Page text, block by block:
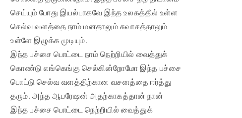
செய்யும் போது இயல்பாகவே இந்த உலகத்தில் உள்ள
செல்வ வளத்தை நாம் மனதாலும் சுவாசத்தாலும்
உள்ளே இழுக்க முடியும்.
இந்த பச்சை பொட்டை நாம் நெற்றியில் வைத்துக்
கொண்டு எங்கெங்கு செல்கின்றோமோ இந்த பச்சை
பொட்டு செல்வ வளத்திற்கான வசனத்தை ஈர்த்து
தரும். அந்த ஆபரேஷன் அதற்காகத்தான் நான்
இந்த பச்சை பொட்டை நெற்றியில் வைத்துக்